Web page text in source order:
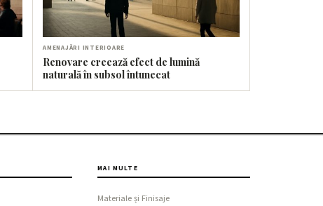
AMENAJĂRI INTERIOARE
Renovare creează efect de lumină
naturală în subsol întunecat
MAI MULTE
Materiale și Finisaje